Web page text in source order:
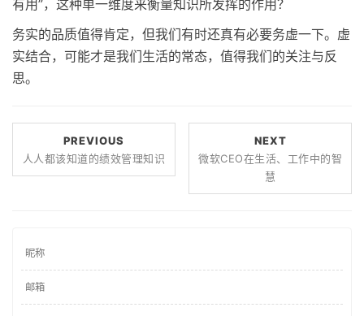
有用”，这种单一维度来衡量知识所发挥的作用？
务实的品质值得肯定，但我们有时还真有必要务虚一下。虚
实结合，可能才是我们生活的常态，值得我们的关注与反
思。
PREVIOUS
人人都该知道的绩效管理知识
NEXT
微软CEO在生活、工作中的智
慧